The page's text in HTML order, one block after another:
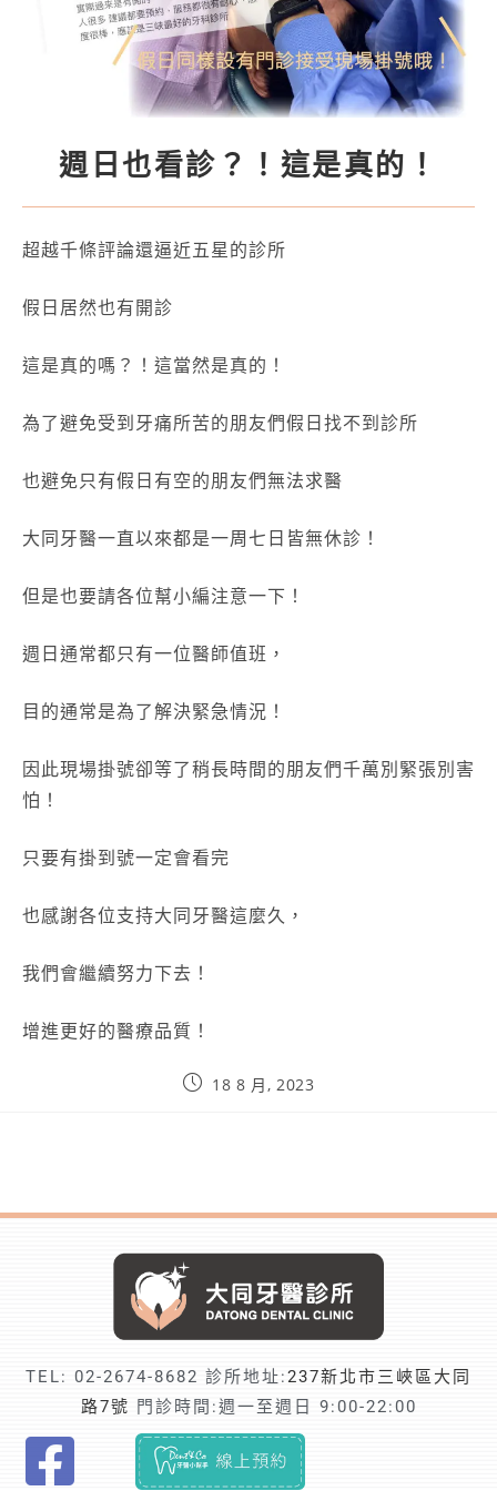
週日也看診？！這是真的！
超越千條評論還逼近五星的診所
假日居然也有開診
這是真的嗎？！這當然是真的！
為了避免受到牙痛所苦的朋友們假日找不到診所
也避免只有假日有空的朋友們無法求醫
大同牙醫一直以來都是一周七日皆無休診！
但是也要請各位幫小編注意一下！
週日通常都只有一位醫師值班，
目的通常是為了解決緊急情況！
因此現場掛號卻等了稍長時間的朋友們千萬別緊張別害
怕！
只要有掛到號一定會看完
也感謝各位支持大同牙醫這麼久，
我們會繼續努力下去！
增進更好的醫療品質！
18 8 月, 2023
TEL: 02-2674-8682 診所地址:237新北市三峽區大同
路7號 門診時間:週一至週日 9:00-22:00
F